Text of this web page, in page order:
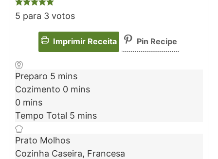
5 para 3 votos
Imprimir Receita Pin Recipe
Preparo 5 mins
Cozimento 0 mins
0 mins
Tempo Total 5 mins
Prato Molhos
Cozinha Caseira, Francesa